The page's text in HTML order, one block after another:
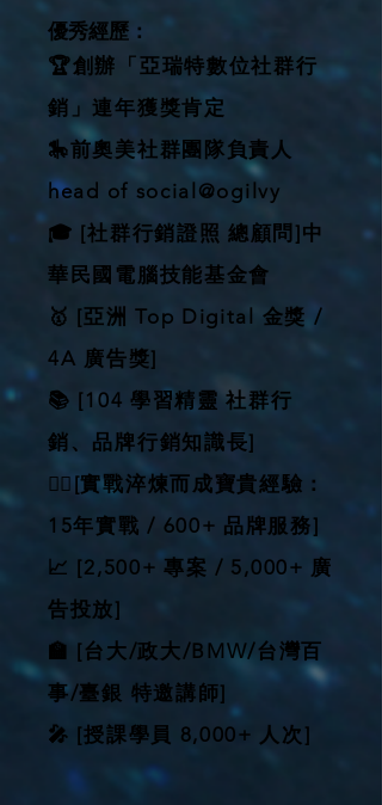
​優秀經歷：
🏆創辦「亞瑞特數位社群行
銷」連年獲獎肯定
🎠前奧美社群團隊負責人
head of social@ogilvy
🎓 [社群行銷證照 總顧問]中
華民國電腦技能基金會
🥇 [亞洲 Top Digital 金獎 /
4A 廣告獎]
📚 [104 學習精靈 社群行
銷、品牌行銷知識長]
🏋️‍♂️[實戰淬煉而成寶貴經驗：
15年實戰 / 600+ 品牌服務]
📈 [2,500+ 專案 / 5,000+ 廣
告投放]
🏫 [台大/政大/BMW/台灣百
事/臺銀 特邀講師]
🎤 [授課學員 8,000+ 人次]